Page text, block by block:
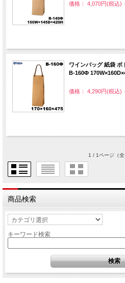
価格： 4,070円(税込)
ワインバッグ 紙袋 ボ
B-160Φ
価格： 4,290円(税込)
1 / 1ページ（
商品検索
キーワード検索